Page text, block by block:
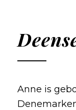
Anne is